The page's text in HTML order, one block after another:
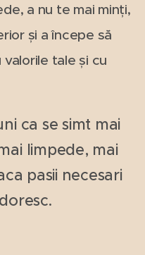
a nu te mai minți,
și a începe să
tale și cu
ca se simt mai
limpede, mai
pasii necesari